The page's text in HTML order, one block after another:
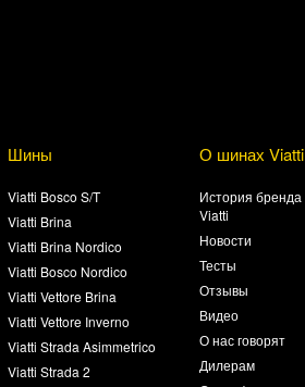
Шины
Viatti Bosco S/T
Viatti Brina
Viatti Brina Nordico
Viatti Bosco Nordico
Viatti Vettore Brina
Viatti Vettore Inverno
Viatti Strada Asimmetrico
Viatti Strada 2
О шинах Viatti
История бренда
Viatti
Новости
Тесты
Отзывы
Видео
О нас говорят
Дилерам